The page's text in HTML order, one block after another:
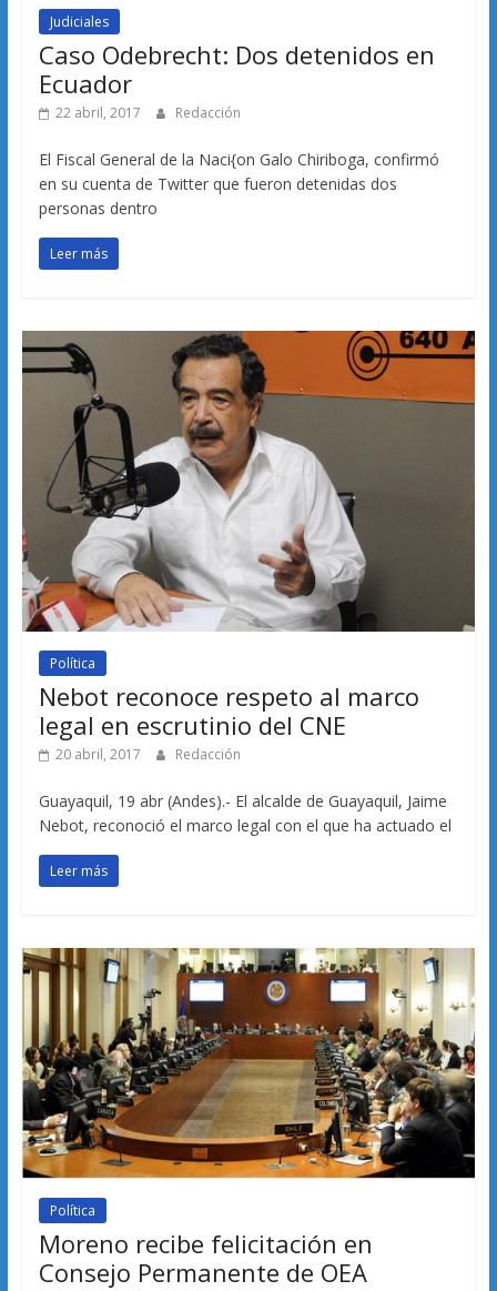
Judiciales
Caso Odebrecht: Dos detenidos en
Ecuador
22 abril, 2017 Redacción
El Fiscal General de la Naci{on Galo Chiriboga, confirmó
en su cuenta de Twitter que fueron detenidas dos
personas dentro
Leer más
Política
Nebot reconoce respeto al marco
legal en escrutinio del CNE
20 abril, 2017 Redacción
Guayaquil, 19 abr (Andes).- El alcalde de Guayaquil, Jaime
Nebot, reconoció el marco legal con el que ha actuado el
Leer más
Política
Moreno recibe felicitación en
Consejo Permanente de OEA